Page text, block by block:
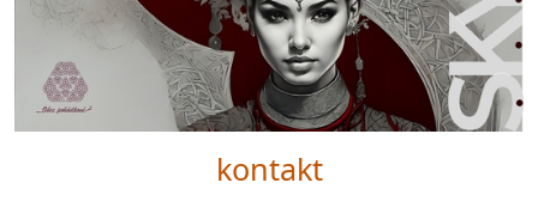
kontakt